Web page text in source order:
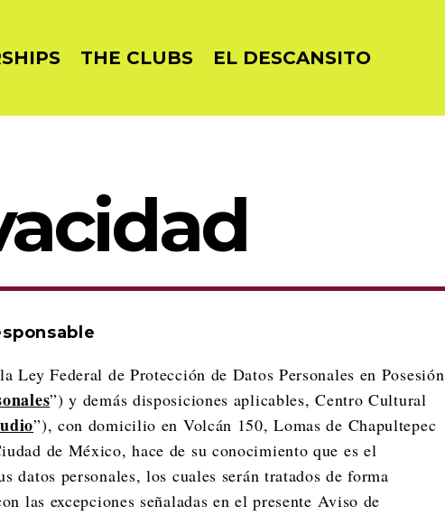
THE CLUBS EL DESCANSITO
Ley Federal de Protección de Datos Personales en Posesión
”) y demás disposiciones aplicables, Centro Cultural
”), con domicilio en Volcán 150, Lomas de Chapultepec
de México, hace de su conocimiento que es el
datos personales, los cuales serán tratados de forma
las excepciones señaladas en el presente Aviso de